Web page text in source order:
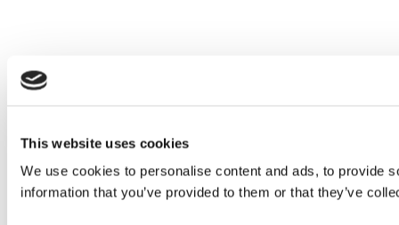
This website uses cookies
We use cookies to personalise content and ads, to provide
information that you’ve provided to them or that they’ve